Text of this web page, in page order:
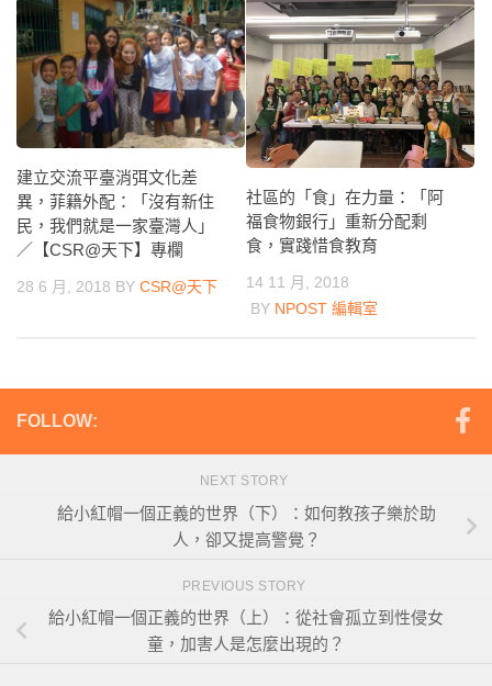
建立交流平臺消弭文化差
異，菲籍外配：「沒有新住
民，我們就是一家臺灣人」
／【CSR@天下】專欄
28 6 月, 2018 BY CSR@天下
社區的「食」在力量：「阿
福食物銀行」重新分配剩
食，實踐惜食教育
14 11 月, 2018
BY NPOST 編輯室
FOLLOW:
NEXT STORY
給小紅帽一個正義的世界（下）：如何教孩子樂於助
人，卻又提高警覺？
PREVIOUS STORY
給小紅帽一個正義的世界（上）：從社會孤立到性侵女
童，加害人是怎麼出現的？